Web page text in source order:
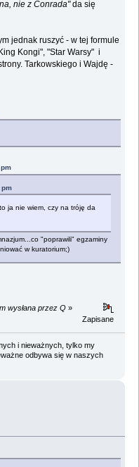
nie z Conrada"da się
jednak ruszyć - w tej formule
Kongi", "Star Warsy" i
Tarkowskiego i Wajdę -
pm
ja nie wiem, czy na tróję da
"poprawili" egzaminy
w kuratorium;)
wysłana przez Q »
Zapisane
i nieważnych, tylko my
odbywa się w naszych